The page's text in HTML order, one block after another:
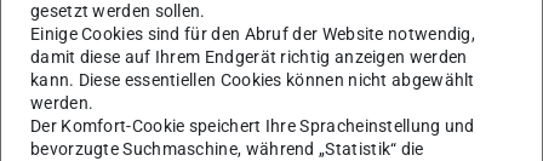
Nachhaltigkeitsbildung.
Weitere Informationen finden sich auf der
Unite!
Website.
Unite!/mho
gesetzt werden sollen.
Einige Cookies sind für den Abruf der Website notwendig,
damit diese auf Ihrem Endgerät richtig anzeigen werden
kann. Diese essentiellen Cookies können nicht abgewählt
werden.
Der Komfort-Cookie speichert Ihre Spracheinstellung und
bevorzugte Suchmaschine, während „Statistik“ die